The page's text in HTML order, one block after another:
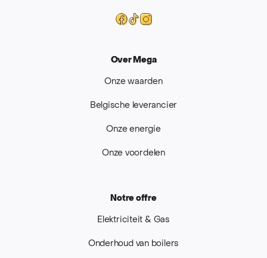
Facebook
Tiktok
Instagram
Over Mega
Onze waarden
Belgische leverancier
Onze energie
Onze voordelen
Notre offre
Elektriciteit & Gas
Onderhoud van boilers